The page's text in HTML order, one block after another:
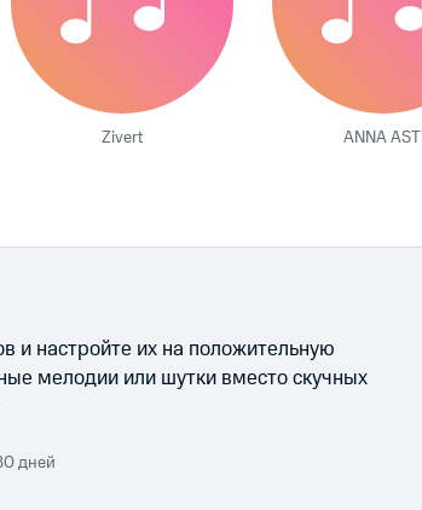
Zivert ANNA ASTI
и настройте их на положительную
мелодии или шутки вместо скучных
дней